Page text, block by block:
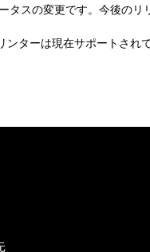
スの変更です。今後のリ
ターは現在サポートされて